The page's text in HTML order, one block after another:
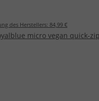
des Herstellers: 84,99 €